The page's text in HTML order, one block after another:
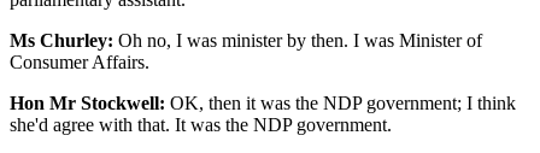
Ms Churley: Oh no, I was minister by then. I was Minister of
Consumer Affairs.
Hon Mr Stockwell: OK, then it was the NDP government; I think
she'd agree with that. It was the NDP government.